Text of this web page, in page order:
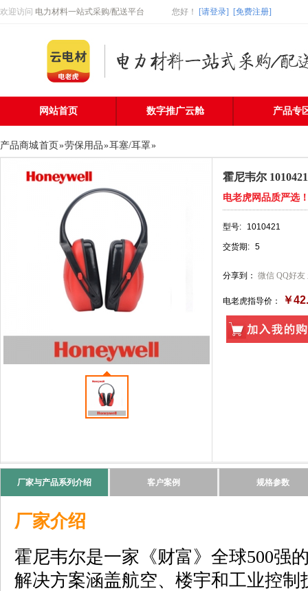
欢迎访问 电力材料一站式采购/配送平台 您好 ！ [请登录] [免费注册]
网站首页 数字推广云舱 产品专
产品商城首页»劳保用品»耳塞/耳罩»
霍尼韦尔
电老虎网品质严选
型号: 1010421
交货期: 5
分享到： 微信 QQ好友
电老虎指导价： ￥
厂家与产品系列介绍 客户案例 规格参数
厂家介绍
霍尼韦尔是一家《财富》全球500强
解决方案涵盖航空、楼宇和工业控